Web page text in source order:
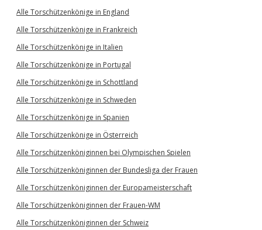
Alle Torschützenkönige in England
Alle Torschützenkönige in Frankreich
Alle Torschützenkönige in Italien
Alle Torschützenkönige in Portugal
Alle Torschützenkönige in Schottland
Alle Torschützenkönige in Schweden
Alle Torschützenkönige in Spanien
Alle Torschützenkönige in Österreich
Alle Torschützenköniginnen bei Olympischen Spielen
Alle Torschützenköniginnen der Bundesliga der Frauen
Alle Torschützenköniginnen der Europameisterschaft
Alle Torschützenköniginnen der Frauen-WM
Alle Torschützenköniginnen der Schweiz